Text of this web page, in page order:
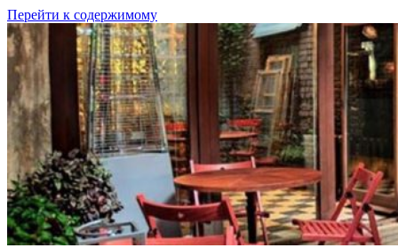
Перейти к содержимому